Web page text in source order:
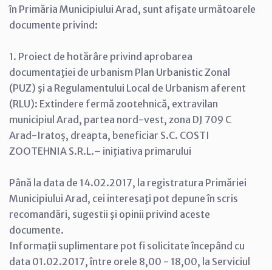
în Primăria Municipiului Arad, sunt afişate următoarele
documente privind:
1. Proiect de hotărâre privind aprobarea
documentaţiei de urbanism Plan Urbanistic Zonal
(PUZ) şi a Regulamentului Local de Urbanism aferent
(RLU): Extindere fermă zootehnică, extravilan
municipiul Arad, partea nord-vest, zona DJ 709 C
Arad-Iratoș, dreapta, beneficiar S.C. COSTI
ZOOTEHNIA S.R.L.– iniţiativa primarului
Până la data de 14.02.2017, la registratura Primăriei
Municipiului Arad, cei interesaţi pot depune în scris
recomandări, sugestii şi opinii privind aceste
documente.
Informaţii suplimentare pot fi solicitate începând cu
data 01.02.2017, între orele 8,00 - 18,00, la Serviciul